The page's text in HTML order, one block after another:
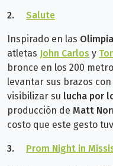
2. Salute
Inspirado en las
atletas John Carlos y
bronce en los 200
levantar sus brazos
visibilizar su lucha por
producción de Matt
costo que este gesto
3. Prom Night in